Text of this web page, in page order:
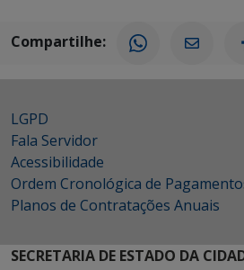
Compartilhe:
LGPD
Fala Servidor
Acessibilidade
Ordem Cronológica de
Planos de Contratações Anuais
SECRETARIA DE ESTADO DA